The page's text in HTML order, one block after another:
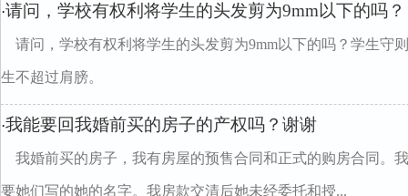
·请问，学校有权利将学生的头发剪为9mm以下的吗
请问，学校有权利将学生的头发剪为9mm以下的吗？学生守
生不超过肩膀。
·我能要回我婚前买的房子的产权吗？谢谢
我婚前买的房子，我有房屋的预售合同和正式的购房合同。
要她们写的她的名字。我房款交清后她未经委托和授...